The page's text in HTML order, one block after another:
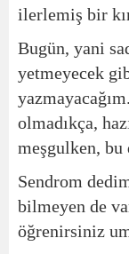
ilerlemiş bir
Bugün, yani
yetmeyecek
olmadıkça,
meşgulken, bu
Sendrom
bilmeyen de
öğrenirsiniz